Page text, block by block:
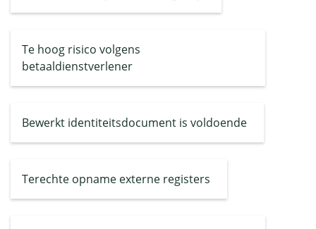
Te hoog risico volgens
betaaldienstverlener
Bewerkt identiteitsdocument is voldoende
Terechte opname externe registers